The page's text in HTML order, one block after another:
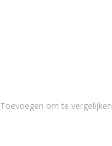
Toevoegen om te vergelijken